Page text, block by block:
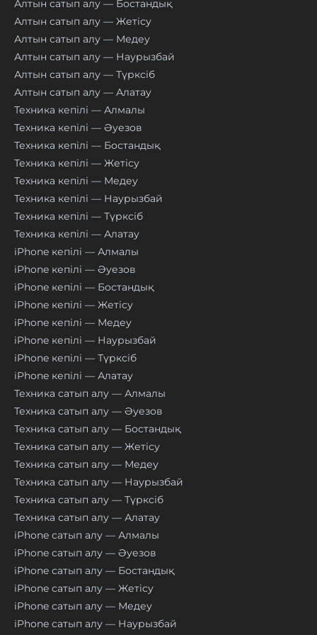
Алтын сатып алу — Бостандық
Алтын сатып алу — Жетісу
Алтын сатып алу — Медеу
Алтын сатып алу — Наурызбай
Алтын сатып алу — Түрксіб
Алтын сатып алу — Алатау
Техника кепілі — Алмалы
Техника кепілі — Әуезов
Техника кепілі — Бостандық
Техника кепілі — Жетісу
Техника кепілі — Медеу
Техника кепілі — Наурызбай
Техника кепілі — Түрксіб
Техника кепілі — Алатау
iPhone кепілі — Алмалы
iPhone кепілі — Әуезов
iPhone кепілі — Бостандық
iPhone кепілі — Жетісу
iPhone кепілі — Медеу
iPhone кепілі — Наурызбай
iPhone кепілі — Түрксіб
iPhone кепілі — Алатау
Техника сатып алу — Алмалы
Техника сатып алу — Әуезов
Техника сатып алу — Бостандық
Техника сатып алу — Жетісу
Техника сатып алу — Медеу
Техника сатып алу — Наурызбай
Техника сатып алу — Түрксіб
Техника сатып алу — Алатау
iPhone сатып алу — Алмалы
iPhone сатып алу — Әуезов
iPhone сатып алу — Бостандық
iPhone сатып алу — Жетісу
iPhone сатып алу — Медеу
iPhone сатып алу — Наурызбай